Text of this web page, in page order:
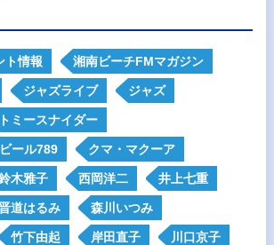
ト情報 湘南ビーチFMマガジン
ジャズライブ ジャズ
トミースナイダー
ール789 クマ・マクーア
木雅子 西岡洋二 井上七重
道はるみ 森川いつみ
竹下由起 岸田直子 川口京子